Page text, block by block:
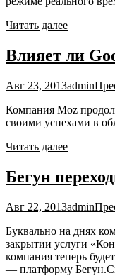
Читать далее
Влияет ли
Авг 23, 2013admin
Компания Moz
своими успехами в
Читать далее
Бегун
Авг 22, 2013admin
Буквально на днях
закрытии услуги
компания теперь
— платформу